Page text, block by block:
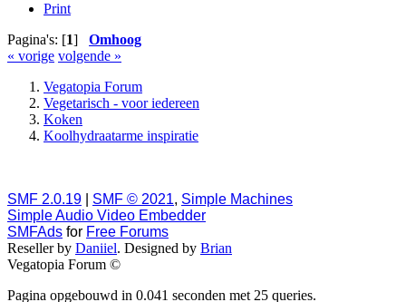
Print
Pagina's: [1] Omhoog
« vorige volgende »
Vegatopia Forum
Vegetarisch - voor iedereen
Koken
Koolhydraatarme inspiratie
SMF 2.0.19 SMF © 2021, Simple Machines
Simple Audio Video Embedder
SMFAds for Free Forums
Reseller by Daniiel. Designed by Brian
Vegatopia Forum ©
Pagina opgebouwd in 0.041 seconden met 25 queries.